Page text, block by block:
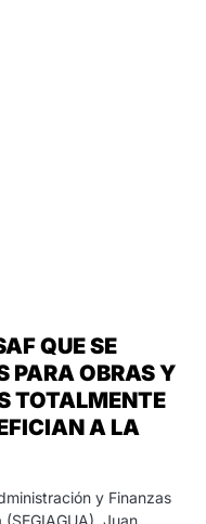
QUE SE
PARA OBRAS Y
TOTALMENTE
A LA
y Finanzas
Juan…